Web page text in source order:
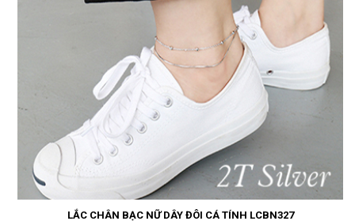
LẮC CHÂN BẠC NỮ DÂY ĐÔI CÁ TÍNH LCBN327